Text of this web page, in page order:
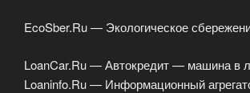
EcoSber.Ru — Экологическое
LoanCar.Ru — Автокредит — машина в
Loaninfo.Ru — Информационный